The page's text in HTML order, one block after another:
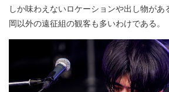
しか味わえないロケーションや出し物が
岡以外の遠征組の観客も多いわけである。